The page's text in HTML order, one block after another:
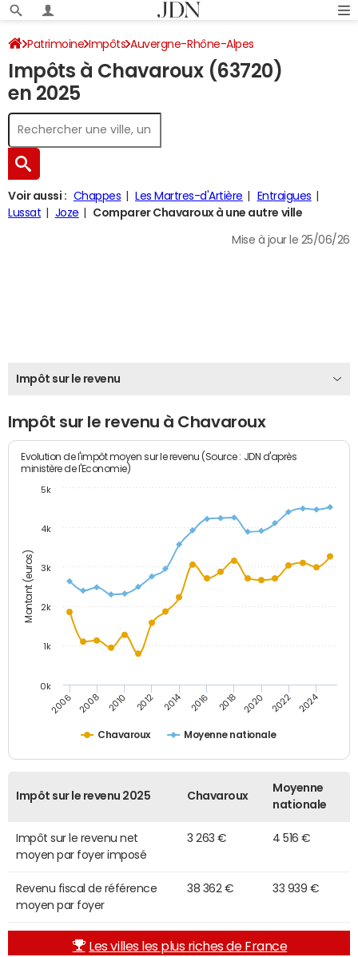
Patrimoine Impôts Auvergne-Rhône-Alpes
Puy-de-Dôme Chavaroux Impôt sur le revenu
Impôts à Chavaroux (63720)
en 2025
Voir aussi : Chappes Les Martres-d'Artière
Entraigues
Lussat
Joze Comparer Chavaroux à une autre ville
Mise à jour le 25/06/26
Impôt sur le revenu
Impôt sur le revenu à Chavaroux
Montant (euros)
Evolution de l'impôt moyen sur le revenu (Source : JDN d'après
ministère de l'Economie)
Chavaroux Moyenne nationale
2006 2008 2010 2012 2014 2016 2018 2020 2022 2024
0k
1k
2k
3k
4k
5k
Impôt sur le revenu 2025 Chavaroux
Moyenne
nationale
Impôt sur le revenu net
moyen par foyer imposé
3 263 € 4 516 €
Revenu fiscal de référence
moyen par foyer
38 362 € 33 939 €
Les villes les plus riches de France